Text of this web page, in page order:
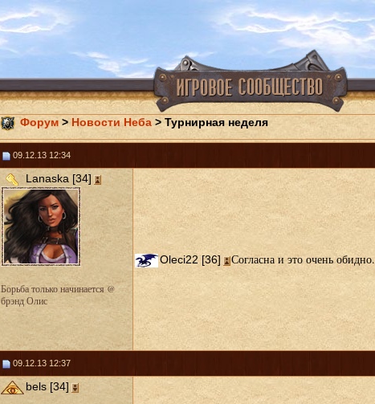
Форум> Новости Неба> Турнирная неделя
09.12.13 12:34
Lanaska [34]
Борьба только начинается @
брэнд Олис
Oleci22 [36] Согласна и это очень обидно.
09.12.13 12:37
bels [34]